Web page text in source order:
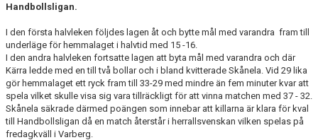
Handbollsligan.
I den första halvleken följdes lagen åt och bytte mål med varandra fram till
underläge för hemmalaget i halvtid med 15 -16.
I den andra halvleken fortsatte lagen att byta mål med varandra och där
Kärra ledde med en till två bollar och i bland kvitterade Skånela. Vid 29 lika
gör hemmalaget ett ryck fram till 33-29 med mindre än fem minuter kvar att
spela vilket skulle visa sig vara tillräckligt för att vinna matchen med 37 - 32.
Skånela säkrade därmed poängen som innebar att killarna är klara för kval
till Handbollsligan då en match återstår i herrallsvenskan vilken spelas på
fredagkväll i Varberg.